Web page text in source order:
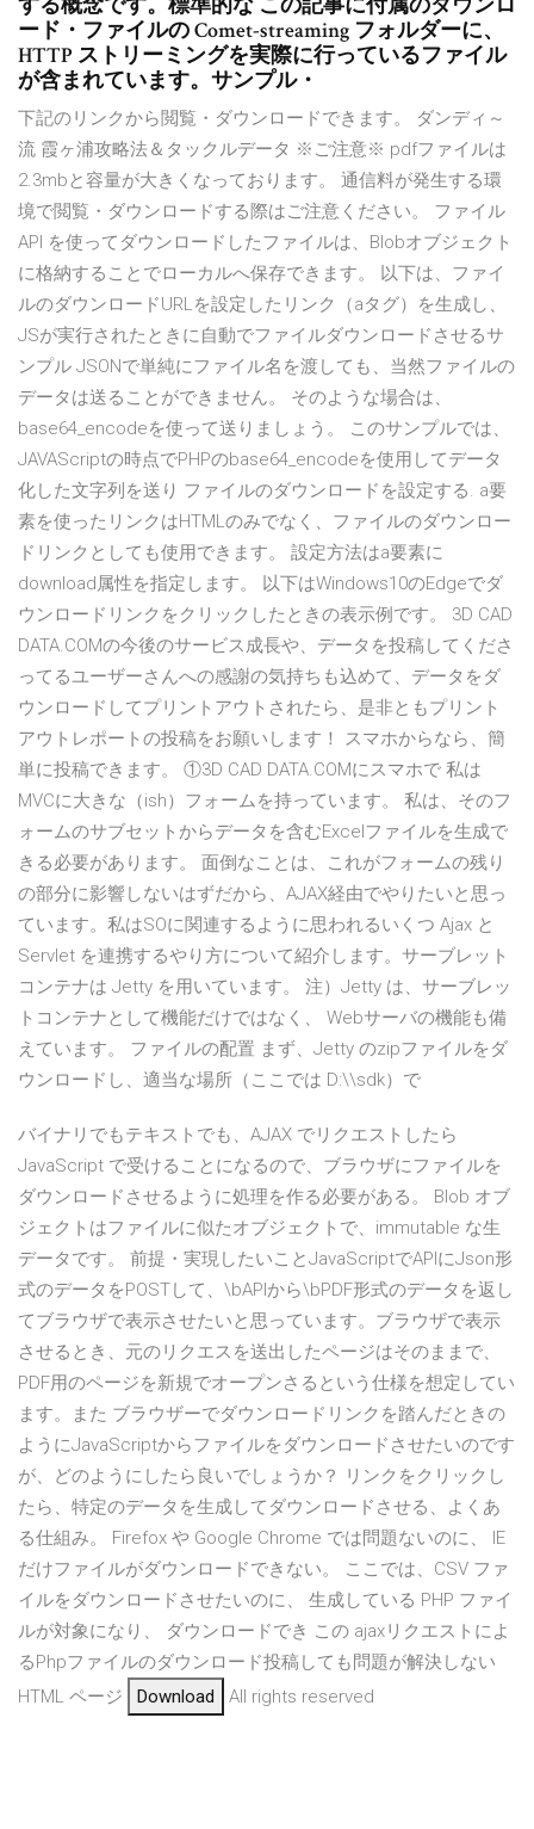
する概念です。標準的な この記事に付属のダウンロ
ード・ファイルの Comet-streaming フォルダーに、
HTTP ストリーミングを実際に行っているファイル
が含まれています。サンプル・
下記のリンクから閲覧・ダウンロードできます。 ダンディ～
流 霞ヶ浦攻略法＆タックルデータ ※ご注意※ pdfファイルは
2.3mbと容量が大きくなっております。 通信料が発生する環
境で閲覧・ダウンロードする際はご注意ください。 ファイル
API を使ってダウンロードしたファイルは、Blobオブジェクト
に格納することでローカルへ保存できます。 以下は、ファイ
ルのダウンロードURLを設定したリンク（aタグ）を生成し、
JSが実行されたときに自動でファイルダウンロードさせるサ
ンプル JSONで単純にファイル名を渡しても、当然ファイルの
データは送ることができません。 そのような場合は、
base64_encodeを使って送りましょう。 このサンプルでは、
JAVAScriptの時点でPHPのbase64_encodeを使用してデータ
化した文字列を送り ファイルのダウンロードを設定する. a要
素を使ったリンクはHTMLのみでなく、ファイルのダウンロー
ドリンクとしても使用できます。 設定方法はa要素に
download属性を指定します。 以下はWindows10のEdgeでダ
ウンロードリンクをクリックしたときの表示例です。 3D CAD
DATA.COMの今後のサービス成長や、データを投稿してくださ
ってるユーザーさんへの感謝の気持ちも込めて、データをダ
ウンロードしてプリントアウトされたら、是非ともプリント
アウトレポートの投稿をお願いします！ スマホからなら、簡
単に投稿できます。 ①3D CAD DATA.COMにスマホで 私は
MVCに大きな（ish）フォームを持っています。 私は、そのフ
ォームのサブセットからデータを含むExcelファイルを生成で
きる必要があります。 面倒なことは、これがフォームの残り
の部分に影響しないはずだから、AJAX経由でやりたいと思っ
ています。私はSOに関連するように思われるいくつ Ajax と
Servlet を連携するやり方について紹介します。サーブレット
コンテナは Jetty を用いています。 注）Jetty は、サーブレッ
トコンテナとして機能だけではなく、 Webサーバの機能も備
えています。 ファイルの配置 まず、Jetty のzipファイルをダ
ウンロードし、適当な場所（ここでは D:\\sdk）で
バイナリでもテキストでも、AJAX でリクエストしたら
JavaScript で受けることになるので、ブラウザにファイルを
ダウンロードさせるように処理を作る必要がある。 Blob オブ
ジェクトはファイルに似たオブジェクトで、immutable な生
データです。 前提・実現したいことJavaScriptでAPIにJson形
式のデータをPOSTして、\bAPIから\bPDF形式のデータを返し
てブラウザで表示させたいと思っています。ブラウザで表示
させるとき、元のリクエスを送出したページはそのままで、
PDF用のページを新規でオープンさるという仕様を想定してい
ます。また ブラウザーでダウンロードリンクを踏んだときの
ようにJavaScriptからファイルをダウンロードさせたいのです
が、どのようにしたら良いでしょうか？ リンクをクリックし
たら、特定のデータを生成してダウンロードさせる、よくあ
る仕組み。 Firefox や Google Chrome では問題ないのに、 IE
だけファイルがダウンロードできない。 ここでは、CSV ファ
イルをダウンロードさせたいのに、 生成している PHP ファイ
ルが対象になり、 ダウンロードでき この ajaxリクエストによ
るPhpファイルのダウンロード投稿しても問題が解決しない
HTML ページ
Download All rights reserved